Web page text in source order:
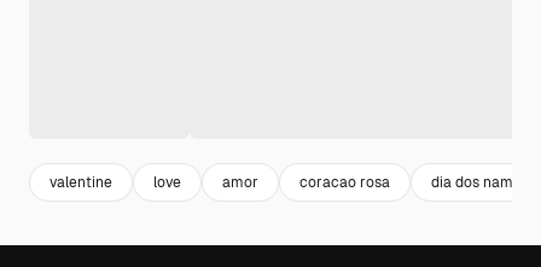
valentine love amor coracao rosa dia dos